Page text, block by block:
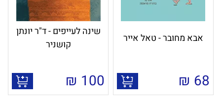
אבא מחובר - טאל אייר
68
₪
שינה לעייפים - ד"ר יונתן
קושניר
100
₪